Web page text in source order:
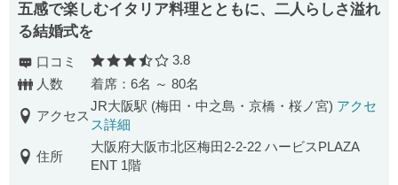
五感で楽しむイタリア料理とともに、二人らしさ溢れ
る結婚式を
口コミ 口コミ評価
3.8
人数
着席：6名 ～ 80名
アクセス
JR大阪駅 (梅田・中之島・京橋・桜ノ宮) アクセ
ス詳細
住所
大阪府大阪市北区梅田2-2-22 ハービスPLAZA
ENT 1階